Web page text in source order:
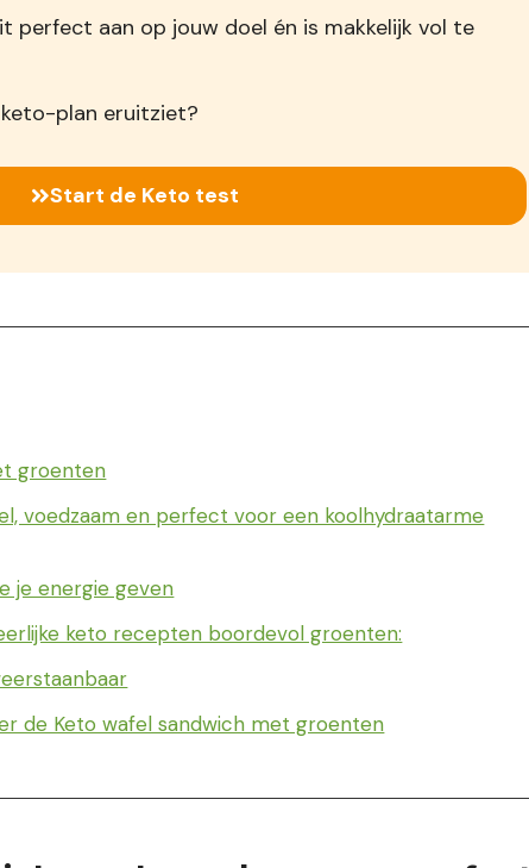
perfect aan op jouw doel én is makkelijk vol te
plan eruitziet?
Start de Keto test
groenten
voedzaam en perfect voor een koolhydraatarme
je energie geven
keto recepten boordevol groenten:
de Keto wafel sandwich met groenten